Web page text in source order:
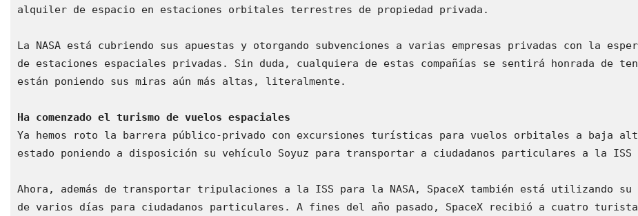
alquiler de espacio en estaciones orbitales terrestres de propiedad privada.
La NASA está cubriendo sus apuestas y otorgando subvenciones a varias empresas privadas con la
de estaciones espaciales privadas. Sin duda, cualquiera de estas compañías se sentirá honrada de
están poniendo sus miras aún más altas, literalmente.
Ha comenzado el turismo de vuelos espaciales
Ya hemos roto la barrera público-privado con excursiones turísticas para vuelos orbitales a baja
estado poniendo a disposición su vehículo Soyuz para transportar a ciudadanos particulares a la ISS
Ahora, además de transportar tripulaciones a la ISS para la NASA, SpaceX también está utilizando
de varios días para ciudadanos particulares. A fines del año pasado, SpaceX recibió a cuatro